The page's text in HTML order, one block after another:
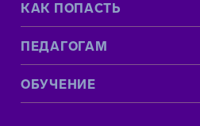
КАК ПОПАСТЬ
ПЕДАГОГАМ
ОБУЧЕНИЕ